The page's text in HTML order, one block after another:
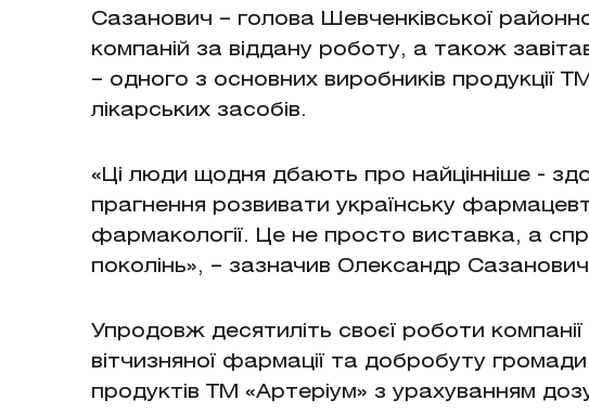
Сазанович – голова Шевченківської
компаній за віддану роботу, а також
– одного з основних виробників продукції
лікарських засобів.
«Ці люди щодня дбають про найцінніше -
прагнення розвивати українську
фармакології. Це не просто виставка, а
поколінь», – зазначив Олександр Сазанович
Упродовж десятиліть своєї роботи
вітчизняної фармації та добробуту
продуктів ТМ «Артеріум» з урахуванням